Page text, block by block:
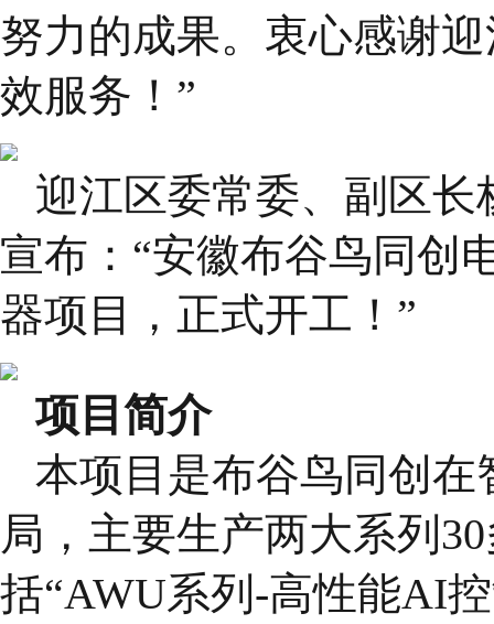
努力的成果。衷心感谢
效服务！”
迎江区委常委、副区
宣布：“安徽布谷鸟同创
器项目，正式开工！”
项目简介
本项目是布谷鸟同创
局，主要生产两大系列
括“AWU系列-高性能AI